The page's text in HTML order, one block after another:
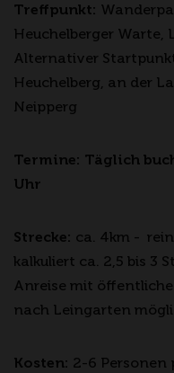
Treffpunkt:
Heuchelberger Warte,
Alternativer
Heuchelberg, an der
Neipperg
Termine: Täglich
Uhr
Strecke: ca. 4km -
kalkuliert ca. 2,5 bis 3
Anreise mit
nach Leingarten
Kosten: 2-6 Personen